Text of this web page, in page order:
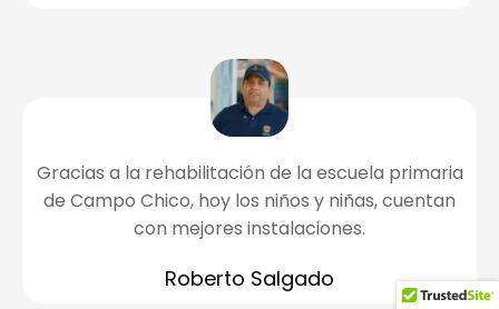
Gracias a la rehabilitación de la escuela primaria
de Campo Chico, hoy los niños y niñas, cuentan
con mejores instalaciones.
Roberto Salgado